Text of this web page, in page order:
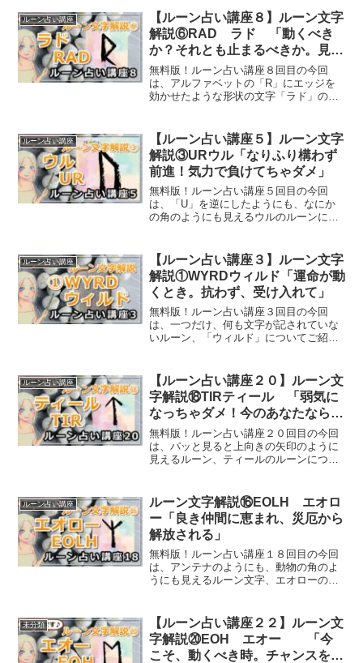
ルーン占い講座
【ルーン占い講座８】ルーン文字
解説⑥RAD ラド 「動くべき
か？それとも止まるべきか。見極
めが大事な時」
無料版！ルーン占い講座８回目の今回
は、アルファベットの「R」にエッジを
効かせたような形状の文字「ラド」のル
ルーン占い講座
【ルーン占い講座５】ルーン文字
解説③URウル「なりふり構わず
前進！気力で負けてちゃダメ」
無料版！ルーン占い講座５回目の今回
は、「U」を逆にしたようにも、なにか
の角のようにも見えるウルのルーンにつ
ルーン占い講座
【ルーン占い講座３】ルーン文字
解説①WYRDウィルド「運命が動
くとき。抗わず、受け入れて」
無料版！ルーン占い講座３回目の今回
は、一つだけ、何も文字が記されていな
いルーン、「ウィルド」についてご紹介
ルーン占い講座
【ルーン占い講座２０】ルーン文
字解説⑱TIRティール 「弱気に
なっちゃダメ！今のあなたなら必
ずできる」
無料版！ルーン占い講座２０回目の今回
は、パッと見ると上向きの矢印のように
見えるルーン、ティールのルーンについ
ルーン占い講座
ルーン文字解説⑯EOLH エオロ
ー「良き仲間に恵まれ、災厄から
解放される」
無料版！ルーン占い講座１８回目の今回
は、アンテナのようにも、動物の角のよ
うにも見えるルーン文字、エオローのル
未分類
【ルーン占い講座２２】ルーン文
字解説⑳EOH エオー 「今
こそ、動くべき時。チャンスを逃